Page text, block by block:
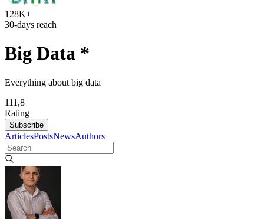
128K+
30-days reach
Big Data *
Everything about big data
111,8
Rating
Subscribe
ArticlesPostsNewsAuthors